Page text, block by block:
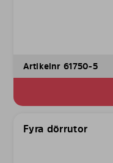
Artikelnr 61750-5
Fyra dörrutor